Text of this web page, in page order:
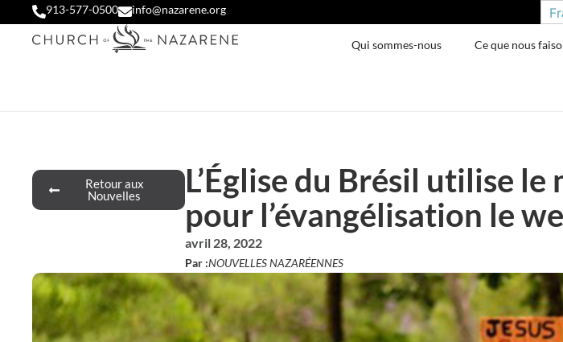
913-577-0500 info@nazarene.org
Qui sommes-nous Ce que nous
Retour aux
Nouvelles
L’Église du Brésil utilise
pour l’évangélisation le
avril 28, 2022
Par :NOUVELLES NAZARÉENNES